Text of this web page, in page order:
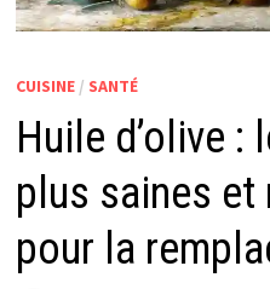
CUISINE/ SANTÉ
Huile d’olive :
plus saines et
pour la